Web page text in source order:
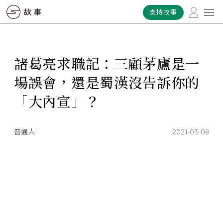
支持故事
諸葛亮求職記：三顧茅廬是一
場誤會，還是蜀漢沒告訴你的
「大內宣」？
普通人 2021-03-08